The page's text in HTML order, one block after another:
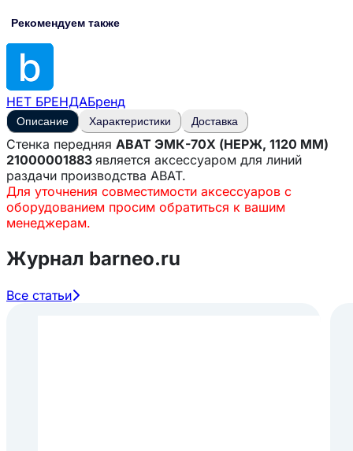
Рекомендуем также
НЕТ БРЕНДАБренд
Описание Характеристики Доставка
Стенка передняя ABAT ЭМК-70Х (НЕРЖ, 1120 ММ)
21000001883 является аксессуаром для линий
раздачи производства ABAT.
Для уточнения совместимости аксессуаров с
оборудованием просим обратиться к вашим
менеджерам.
Журнал barneo.ru
Все статьи